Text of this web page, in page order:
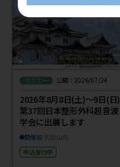
セミナー 公開：2026/07/24
2026年8月8日(土)～9日(日)
第37回日本整形外科超音波
学会に出展します
開催前
申込受付中